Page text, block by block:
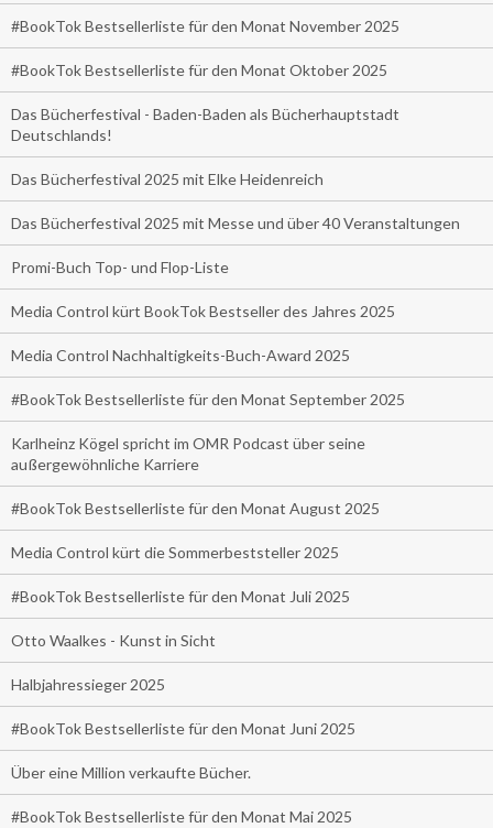
#BookTok Bestsellerliste für den Monat November 2025
#BookTok Bestsellerliste für den Monat Oktober 2025
Das Bücherfestival - Baden-Baden als Bücherhauptstadt
Deutschlands!
Das Bücherfestival 2025 mit Elke Heidenreich
Das Bücherfestival 2025 mit Messe und über 40 Veranstaltungen
Promi-Buch Top- und Flop-Liste
Media Control kürt BookTok Bestseller des Jahres 2025
Media Control Nachhaltigkeits-Buch-Award 2025
#BookTok Bestsellerliste für den Monat September 2025
Karlheinz Kögel spricht im OMR Podcast über seine
außergewöhnliche Karriere
#BookTok Bestsellerliste für den Monat August 2025
Media Control kürt die Sommerbeststeller 2025
#BookTok Bestsellerliste für den Monat Juli 2025
Otto Waalkes - Kunst in Sicht
Halbjahressieger 2025
#BookTok Bestsellerliste für den Monat Juni 2025
Über eine Million verkaufte Bücher.
#BookTok Bestsellerliste für den Monat Mai 2025